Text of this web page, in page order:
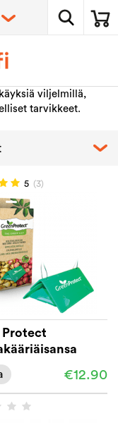
viljelmillä,
tarvikkeet.
5 (3)
Protect
€12.90